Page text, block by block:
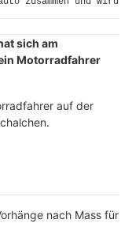
sich am
Motorradfahrer
auf der